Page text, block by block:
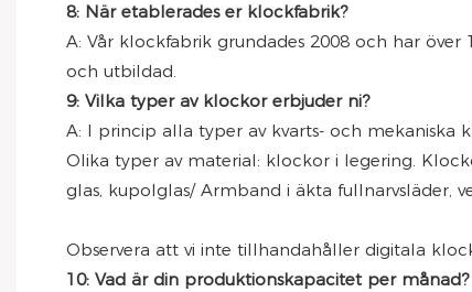
8: När etablerades er klockfabrik?
A: Vår klockfabrik grundades 2008 och har
och utbildad.
9: Vilka typer av klockor erbjuder ni?
A: I princip alla typer av kvarts- och mekaniska
Olika typer av material: klockor i legering.
glas, kupolglas/ Armband i äkta fullnarvsläder,
Observera att vi inte tillhandahåller digitala
10: Vad är din produktionskapacitet per månad?